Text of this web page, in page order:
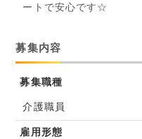
ートで安心です☆
募集内容
募集職種
介護職員
雇用形態